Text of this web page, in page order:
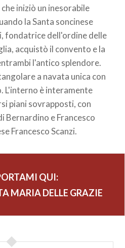
iniziò un inesorabile
la Santa soncinese
fondatrice dell'ordine delle
acquistò il convento e la
l'antico splendore.
a navata unica con
L'interno è interamente
piani sovrapposti, con
Bernardino e Francesco
Francesco Scanzi.
QUI:
MARIA DELLE GRAZIE